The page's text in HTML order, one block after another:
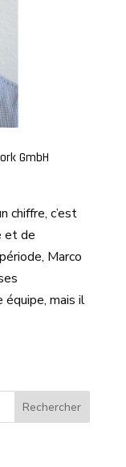
GmbH
chiffre, c’est
et de
Marco
équipe, mais il